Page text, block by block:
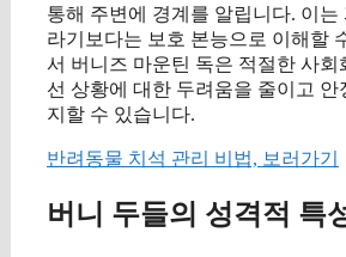
통해 주변에 경계를 알립니다. 이는
라기보다는 보호 본능으로 이해할
서 버니즈 마운틴 독은 적절한 사회
선 상황에 대한 두려움을 줄이고 안
지할 수 있습니다.
반려동물 치석 관리 비법, 보러가기
버니 두들의 성격적 특